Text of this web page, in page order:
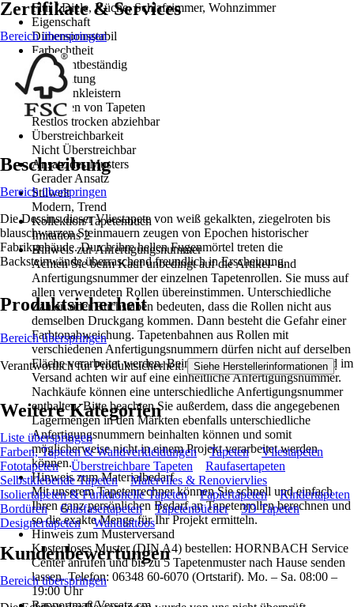
Flur / Diele, Küche, Schlafzimmer, Wohnzimmer
Eigenschaft
Dimensionsstabil
Farbechtheit
Gut Lichtbeständig
Verarbeitung
Wand einkleistern
Entfernen von Tapeten
Restlos trocken abziehbar
Überstreichbarkeit
Nicht Überstreichbar
Ansatz des Musters
Gerader Ansatz
Stilwelt
Modern, Trend
Kollektion/Tapetenbuch
Imitations 2
Hinweis zur Anfertigungsnummer
Achten Sie beim Kauf unbedingt auf die Artikel- und
Anfertigungsnummer der einzelnen Tapetenrollen. Sie muss auf
allen verwendeten Rollen übereinstimmen. Unterschiedliche
Zahlen oder Buchstaben bedeuten, dass die Rollen nicht aus
demselben Druckgang kommen. Dann besteht die Gefahr einer
Farbtonabweichung. Tapetenbahnen aus Rollen mit
verschiedenen Anfertigungsnummern dürfen nicht auf derselben
Fläche verarbeitet werden. Beim Verkauf in den Märkten und im
Versand achten wir auf eine einheitliche Anfertigungsnummer.
Nachkäufe können eine unterschiedliche Anfertigungsnummer
enthalten. Bitte beachten Sie außerdem, dass die angegebenen
Lagermengen in den Märkten ebenfalls unterschiedliche
Anfertigungsnummern beinhalten können und somit
möglicherweise nicht in einem Projekt verarbeitet werden
können.
Hinweis zum Materialbedarf
Mit unserem Tapetenrechner können Sie schnell und einfach
Ihren ganz persönlichen Bedarf an Tapetenrollen berechnen und
so die exakte Menge für Ihr Projekt ermitteln.
Hinweis zum Musterversand
Kostenloses Muster (DIN A4) bestellen: HORNBACH Service
Center anrufen und bis zu 5 Tapetenmuster nach Hause senden
lassen. Telefon: 06348 60-6070 (Ortstarif). Mo. – Sa. 08:00 –
19:00 Uhr
Zertifikate & Services
Bereich überspringen
Beschreibung
Bereich überspringen
Die Dessins dieser Vliestapete von weiß gekalkten, ziegelroten bis
blauschwarzen Steinmauern zeugen von Epochen historischer
Fabrikgebäude. Durch ihre hellen Fugenmörtel treten die
Backsteinwände überraschend freundlich in Erscheinung.
Produktsicherheit
Bereich überspringen
Verantwortlich für Produktsicherheit: Siehe Herstellerinformationen .
Weitere Kategorien
Liste überspringen
Farben, Tapeten & Wandverkleidungen
Tapeten
Vliestapeten
Fototapeten
Überstreichbare Tapeten
Raufasertapeten
Selbstklebende Tapeten
Malervlies & Renoviervlies
Isoliertapeten & Funktionelle Tapeten
Papiertapeten
Kindertapeten
Bordüren
Glasfasertapeten Tapetenbücher
3D Tapeten
Designertapeten
Wandtattoos
Kundenbewertungen
Bereich überspringen